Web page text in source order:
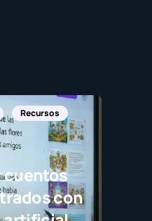
Recursos
cuentos
con